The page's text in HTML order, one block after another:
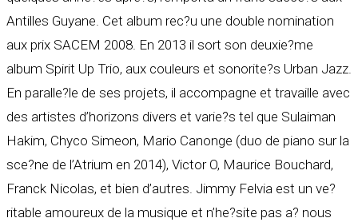
Antilles Guyane. Cet album rec?u une double nomination
aux prix SACEM 2008. En 2013 il sort son deuxie?me
album Spirit Up Trio, aux couleurs et sonorite?s Urban Jazz.
En paralle?le de ses projets, il accompagne et travaille avec
des artistes d’horizons divers et varie?s tel que Sulaiman
Hakim, Chyco Simeon, Mario Canonge (duo de piano sur la
sce?ne de l’Atrium en 2014), Victor O, Maurice Bouchard,
Franck Nicolas, et bien d’autres. Jimmy Felvia est un ve?
ritable amoureux de la musique et n’he?site pas a? nous